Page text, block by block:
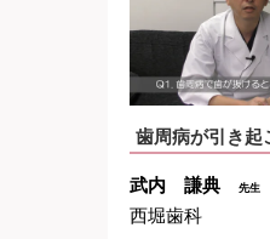
武内 謙典 先生
西堀歯科